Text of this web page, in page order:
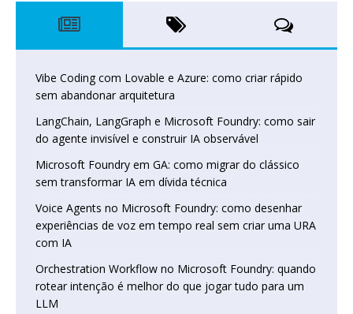
Vibe Coding com Lovable e Azure: como criar rápido
sem abandonar arquitetura
LangChain, LangGraph e Microsoft Foundry: como sair
do agente invisível e construir IA observável
Microsoft Foundry em GA: como migrar do clássico
sem transformar IA em dívida técnica
Voice Agents no Microsoft Foundry: como desenhar
experiências de voz em tempo real sem criar uma URA
com IA
Orchestration Workflow no Microsoft Foundry: quando
rotear intenção é melhor do que jogar tudo para um
LLM